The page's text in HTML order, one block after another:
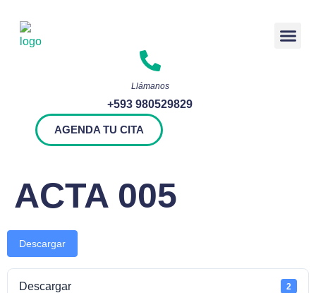
Llámanos
+593 980529829
AGENDA TU CITA
ACTA 005
Descargar
Descargar 2